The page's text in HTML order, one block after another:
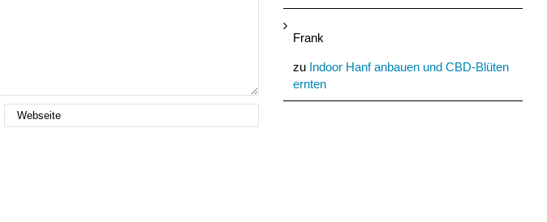
Frank
zu Indoor Hanf anbauen und CBD-Blüten
ernten